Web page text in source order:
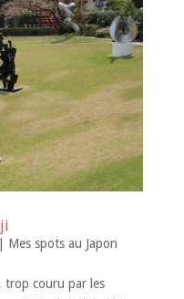
Mes spots au Japon
trop couru par les